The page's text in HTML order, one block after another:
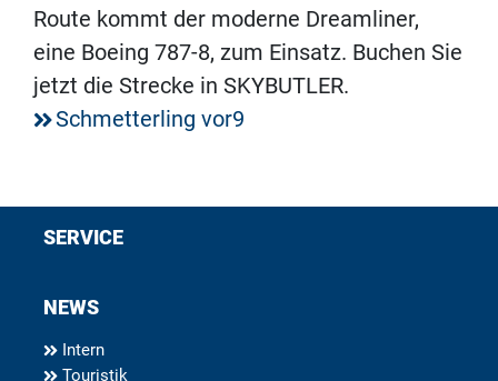
Route kommt der moderne Dreamliner,
eine Boeing 787-8, zum Einsatz. Buchen Sie
jetzt die Strecke in SKYBUTLER.
Schmetterling vor9
SERVICE
NEWS
Intern
Touristik